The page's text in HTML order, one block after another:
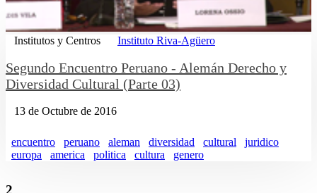
Institutos y Centros Instituto Riva-Agüero
Segundo Encuentro Peruano - Alemán Derecho y
Diversidad Cultural (Parte 03)
13 de Octubre de 2016
encuentro peruano aleman diversidad cultural
juridico
europa
america politica cultura genero
2